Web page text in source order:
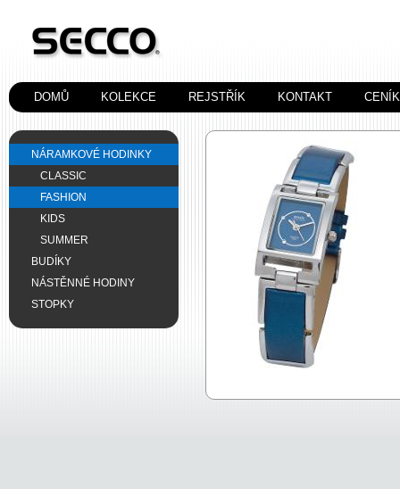
DOMŮ KOLEKCE REJSTŘÍK KONTAKT
NÁRAMKOVÉ HODINKY
CLASSIC
FASHION
KIDS
SUMMER
BUDÍKY
NÁSTĚNNÉ HODINY
STOPKY